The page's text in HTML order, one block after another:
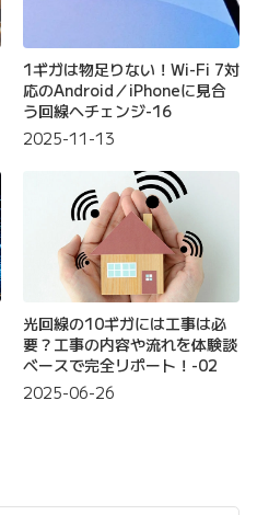
1ギガは物足りない！Wi-Fi 7対
応のAndroid／iPhoneに見合
う回線へチェンジ-16
2025-11-13
光回線の10ギガには工事は必
要？工事の内容や流れを体験談
ベースで完全リポート！-02
2025-06-26